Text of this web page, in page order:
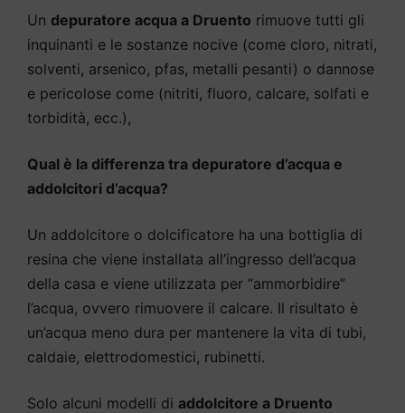
Un depuratore acqua a Druento rimuove tutti gli
inquinanti e le sostanze nocive (come cloro, nitrati,
solventi, arsenico, pfas, metalli pesanti) o dannose
e pericolose come (nitriti, fluoro, calcare, solfati e
torbidità, ecc.),
Qual è la differenza tra depuratore d’acqua e
addolcitori d’acqua?
Un addolcitore o dolcificatore ha una bottiglia di
resina che viene installata all’ingresso dell’acqua
della casa e viene utilizzata per “ammorbidire”
l’acqua, ovvero rimuovere il calcare. Il risultato è
un’acqua meno dura per mantenere la vita di tubi,
caldaie, elettrodomestici, rubinetti.
Solo alcuni modelli di addolcitore a Druento